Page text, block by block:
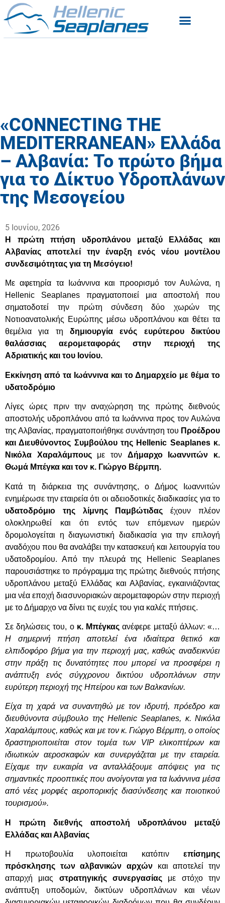
«CONNECTING THE
MEDITERRANEAN» Ελλάδα
– Αλβανία: Το πρώτο βήμα
για το Δίκτυο Υδροπλάνων
της Μεσογείου
5 Ιουνίου, 2026
Η πρώτη πτήση υδροπλάνου μεταξύ Ελλάδας και
Αλβανίας αποτελεί την έναρξη ενός νέου μοντέλου
συνδεσιμότητας για τη Μεσόγειο!
Με αφετηρία τα Ιωάννινα και προορισμό τον Αυλώνα, η
Hellenic Seaplanes πραγματοποιεί μια αποστολή που
σηματοδοτεί την πρώτη σύνδεση δύο χωρών της
Νοτιοανατολικής Ευρώπης μέσω υδροπλάνου και θέτει τα
θεμέλια για τη δημιουργία ενός ευρύτερου δικτύου
θαλάσσιας αερομεταφοράς στην περιοχή της
Αδριατικής και του Ιονίου.
Εκκίνηση από τα Ιωάννινα και το Δημαρχείο με θέμα το
υδατοδρόμιο
Λίγες ώρες πριν την αναχώρηση της πρώτης διεθνούς
αποστολής υδροπλάνου από τα Ιωάννινα προς τον Αυλώνα
της Αλβανίας, πραγματοποιήθηκε συνάντηση του Προέδρου
και Διευθύνοντος Συμβούλου της Hellenic Seaplanes κ.
Νικόλα Χαραλάμπουςμε τον Δήμαρχο Ιωαννιτών κ.
Θωμά Μπέγκα και τον κ. Γιώργο Βέρμπη.
Κατά τη διάρκεια της συνάντησης, ο Δήμος Ιωαννιτών
ενημέρωσε την εταιρεία ότι οι αδειοδοτικές διαδικασίες για το
υδατοδρόμιο της λίμνης Παμβώτιδαςέχουν πλέον
ολοκληρωθεί και ότι εντός των επόμενων ημερών
δρομολογείται η διαγωνιστική διαδικασία για την επιλογή
αναδόχου που θα αναλάβει την κατασκευή και λειτουργία του
υδατοδρομίου. Από την πλευρά της Hellenic Seaplanes
παρουσιάστηκε το πρόγραμμα της πρώτης διεθνούς πτήσης
υδροπλάνου μεταξύ Ελλάδας και Αλβανίας, εγκαινιάζοντας
μια νέα εποχή διασυνοριακών αερομεταφορών στην περιοχή
με το Δήμαρχο να δίνει τις ευχές του για καλές πτήσεις.
Σε δηλώσεις του, ο κ. Μπέγκας ανέφερε μεταξύ άλλων: «…
Η σημερινή πτήση αποτελεί ένα ιδιαίτερα θετικό και
ελπιδοφόρο βήμα για την περιοχή μας, καθώς αναδεικνύει
στην πράξη τις δυνατότητες που μπορεί να προσφέρει η
ανάπτυξη ενός σύγχρονου δικτύου υδροπλάνων στην
ευρύτερη περιοχή της Ηπείρου και των Βαλκανίων.
Είχα τη χαρά να συναντηθώ με τον ιδρυτή, πρόεδρο και
διευθύνοντα σύμβουλο της Hellenic Seaplanes, κ. Νικόλα
Χαραλάμπους, καθώς και με τον κ. Γιώργο Βέρμπη, ο οποίος
δραστηριοποιείται στον τομέα των VIP ελικοπτέρων και
ιδιωτικών αεροσκαφών και συνεργάζεται με την εταιρεία.
Είχαμε την ευκαιρία να ανταλλάξουμε απόψεις για τις
σημαντικές προοπτικές που ανοίγονται για τα Ιωάννινα μέσα
από νέες μορφές αεροπορικής διασύνδεσης και ποιοτικού
τουρισμού».
H
πρώτη διεθνής αποστολή υδροπλάνου μεταξύ
Ελλάδας και Αλβανίας
Η πρωτοβουλία υλοποιείται κατόπιν επίσημης
πρόσκλησης των αλβανικών αρχών και αποτελεί την
απαρχή μιας στρατηγικής συνεργασίας με στόχο την
ανάπτυξη υποδομών, δικτύων υδροπλάνων και νέων